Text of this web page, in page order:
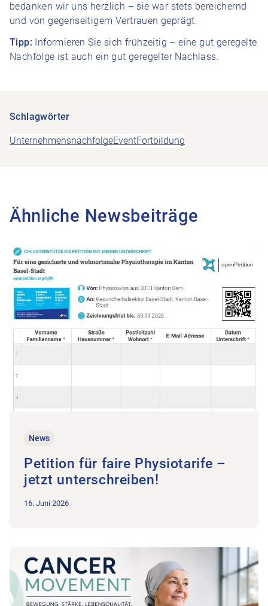
bedanken wir uns herzlich – sie war stets bereichernd
und von gegenseitigem Vertrauen geprägt.
Tipp: Informieren Sie sich frühzeitig – eine gut geregelte
Nachfolge ist auch ein gut geregelter Nachlass.
Schlagwörter
UnternehmensnachfolgeEventFortbildung
Ähnliche Newsbeiträge
News
Petition für faire Physiotarife –
jetzt unterschreiben!
16. Juni 2026
Zum Beitrag Petition für faire Physiotarife – jetzt
Zum Beitrag 18.08.2026: Fortbildungsabend zum Thema